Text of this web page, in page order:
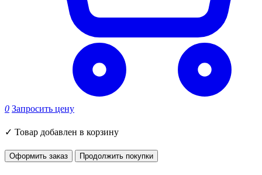
0 Запросить цену
✓ Товар добавлен в корзину
Оформить заказ Продолжить покупки